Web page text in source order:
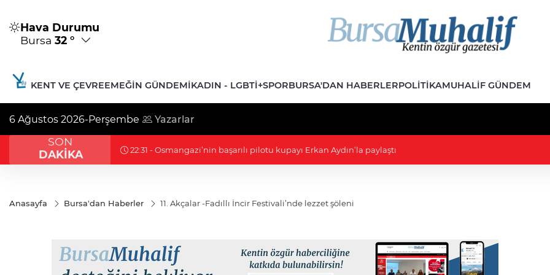
Hava Durumu
Bursa 32 °
KENT VE ÇEVREEMEĞIN GÜNDEMIKADIN - LGBTİ+SPORBURSA'DAN HABERLERPOLITIKAMUHALIF GÜNDEM
6 Ağustos 2026-Perşembe Yazarlar
SON
DAKİKA
22:31 - Osmangazi’nin başarılı pilotu kupayı Erkan Aydın’la paylaştı
Anasayfa Bursa'dan Haberler 11. Akçalar -Fadıllı İncir Festivali’nde lezzet şöleni